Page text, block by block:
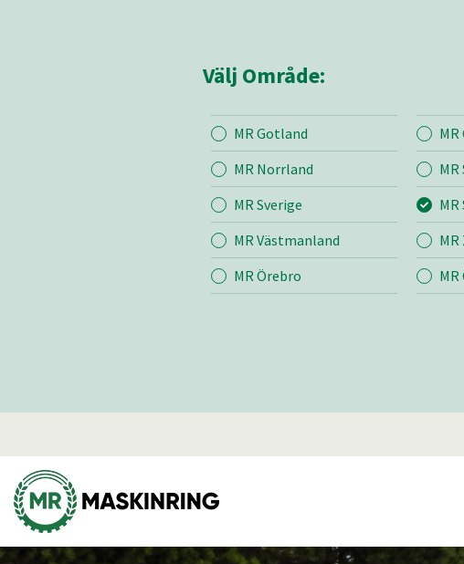
Mina sidor MR
Välj Område:
MR Gotland MR
MR Norrland
MR
MR Sverige
MR Västmanland
MR
MR Örebro